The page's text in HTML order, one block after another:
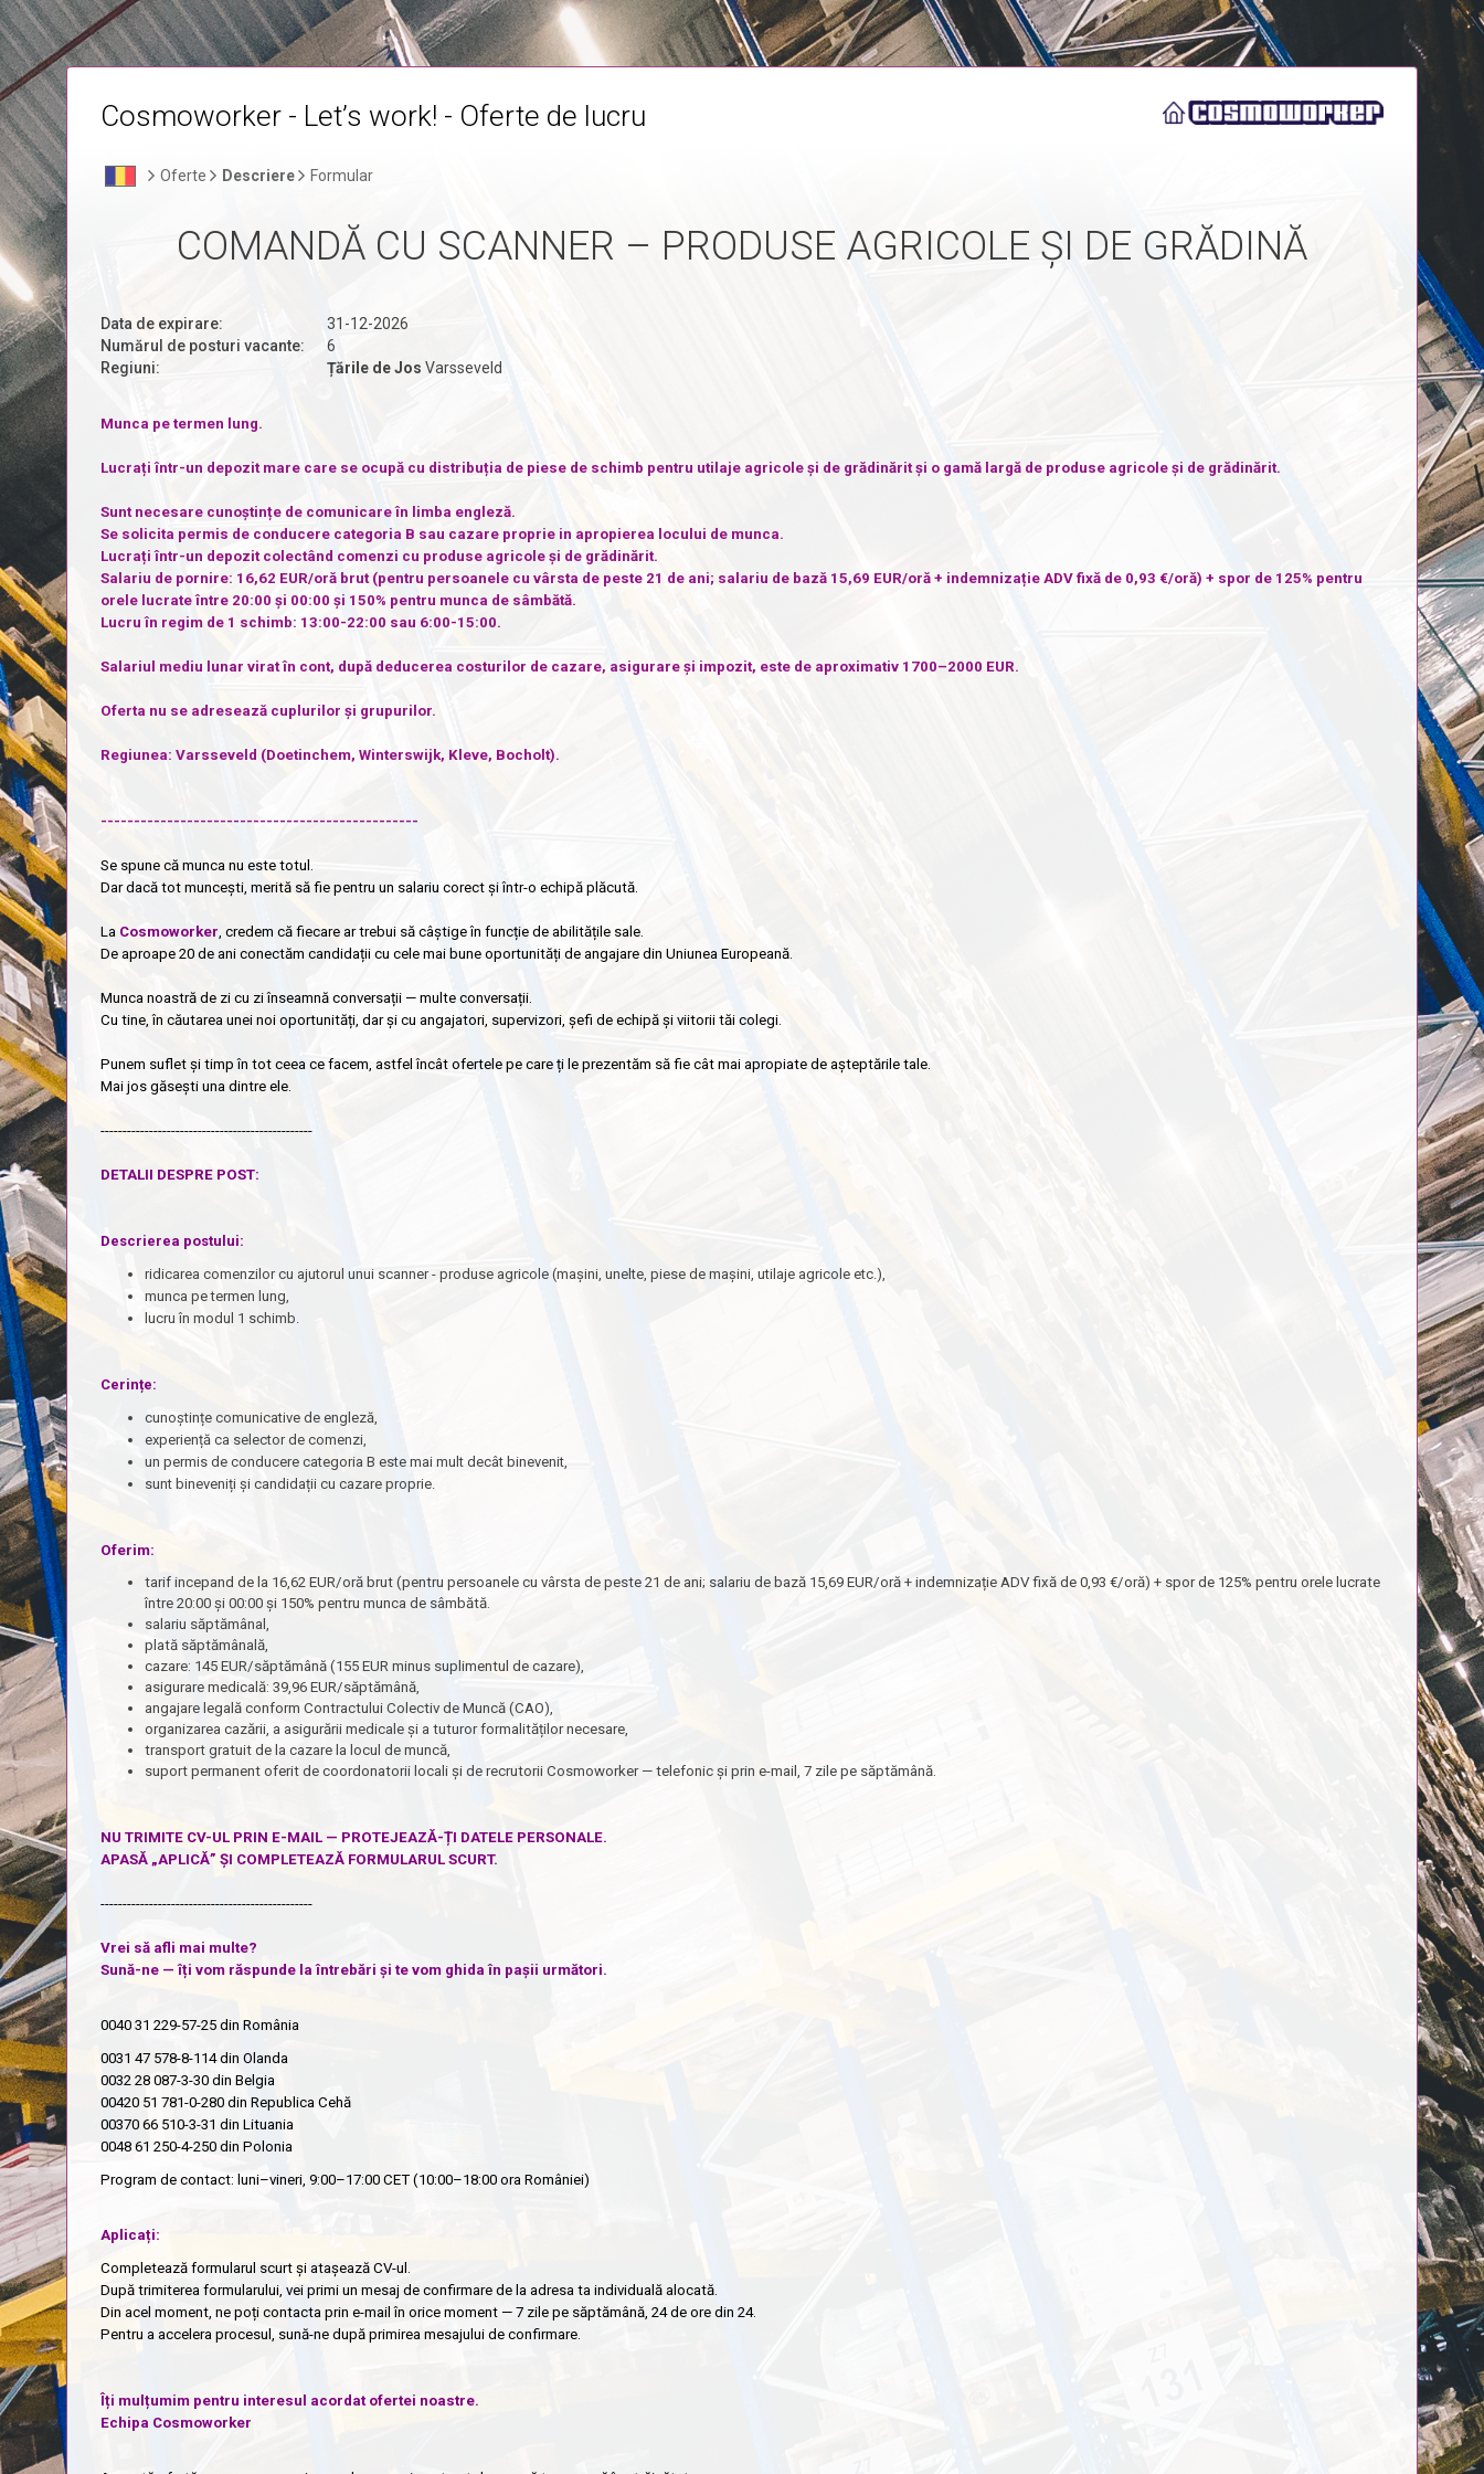
Cosmoworker - Let’s work! - Oferte de lucru
Oferte Descriere Formular
COMANDĂ CU SCANNER – PRODUSE AGRICOLE ȘI DE GRĂDINĂ
Data de expirare:
31-12-2026
Numărul de posturi vacante:
6
Regiuni:
Țările de Jos Varsseveld
Munca pe termen lung.
Lucrați într-un depozit mare care se ocupă cu distribuția de piese de schimb pentru utilaje agricole și de grădinărit și o gamă largă de produse agricole și de grădinărit.
Sunt necesare cunoștințe de comunicare în limba engleză.
Se solicita permis de conducere categoria B sau cazare proprie in apropierea locului de munca.
Lucrați într-un depozit colectând comenzi cu produse agricole și de grădinărit.
Salariu de pornire: 16,62 EUR/oră brut (pentru persoanele cu vârsta de peste 21 de ani; salariu de bază 15,69 EUR/oră + indemnizație ADV fixă de 0,93 €/oră) + spor de 125% pentru
orele lucrate între 20:00 și 00:00 și 150% pentru munca de sâmbătă.
Lucru în regim de 1 schimb: 13:00-22:00 sau 6:00-15:00.
Salariul mediu lunar virat în cont, după deducerea costurilor de cazare, asigurare și impozit, este de aproximativ 1700–2000 EUR.
Oferta nu se adresează cuplurilor și grupurilor.
Regiunea: Varsseveld (Doetinchem, Winterswijk, Kleve, Bocholt).
------------------------------------------------
Se spune că munca nu este totul.
Dar dacă tot muncești, merită să fie pentru un salariu corect și într-o echipă plăcută.
La Cosmoworker, credem că fiecare ar trebui să câștige în funcție de abilitățile sale.
De aproape 20 de ani conectăm candidații cu cele mai bune oportunități de angajare din Uniunea Europeană.
Munca noastră de zi cu zi înseamnă conversații — multe conversații.
Cu tine, în căutarea unei noi oportunități, dar și cu angajatori, supervizori, șefi de echipă și viitorii tăi colegi.
Punem suflet și timp în tot ceea ce facem, astfel încât ofertele pe care ți le prezentăm să fie cât mai apropiate de așteptările tale.
Mai jos găsești una dintre ele.
------------------------------------------------
DETALII DESPRE POST:
Descrierea postului:
ridicarea comenzilor cu ajutorul unui scanner - produse agricole (mașini, unelte, piese de mașini, utilaje agricole etc.),
munca pe termen lung,
lucru în modul 1 schimb.
Cerințe:
cunoștințe comunicative de engleză,
experiență ca selector de comenzi,
un permis de conducere categoria B este mai mult decât binevenit,
sunt bineveniți și candidații cu cazare proprie.
Oferim:
tarif incepand de la 16,62 EUR/oră brut (pentru persoanele cu vârsta de peste 21 de ani; salariu de bază 15,69 EUR/oră + indemnizație ADV fixă de 0,93 €/oră) + spor de 125% pentru orele lucrate
între 20:00 și 00:00 și 150% pentru munca de sâmbătă.
salariu săptămânal,
plată săptămânală,
cazare: 145 EUR/săptămână (155 EUR minus suplimentul de cazare),
asigurare medicală: 39,96 EUR/săptămână,
angajare legală conform Contractului Colectiv de Muncă (CAO),
organizarea cazării, a asigurării medicale și a tuturor formalităților necesare,
transport gratuit de la cazare la locul de muncă,
suport permanent oferit de coordonatorii locali și de recrutorii Cosmoworker — telefonic și prin e-mail, 7 zile pe săptămână.
NU TRIMITE CV-UL PRIN E-MAIL — PROTEJEAZĂ-ȚI DATELE PERSONALE.
APASĂ „APLICĂ” ȘI COMPLETEAZĂ FORMULARUL SCURT.
------------------------------------------------
Vrei să afli mai multe?
Sună-ne — îți vom răspunde la întrebări și te vom ghida în pașii următori.
0040 31 229-57-25 din România
0031 47 578-8-114din Olanda
0032 28 087-3-30 din Belgia
00420 51 781-0-280 din Republica Cehă
00370 66 510-3-31 din Lituania
0048 61 250-4-250 din Polonia
Program de contact: luni–vineri, 9:00–17:00 CET (10:00–18:00 ora României)
Aplicați:
Completează formularul scurt și atașează CV-ul.
După trimiterea formularului, vei primi un mesaj de confirmare de la adresa ta individuală alocată.
Din acel moment, ne poți contacta prin e-mail în orice moment — 7 zile pe săptămână, 24 de ore din 24.
Pentru a accelera procesul, sună-ne după primirea mesajului de confirmare.
Îți mulțumim pentru interesul acordat ofertei noastre.
Echipa Cosmoworker